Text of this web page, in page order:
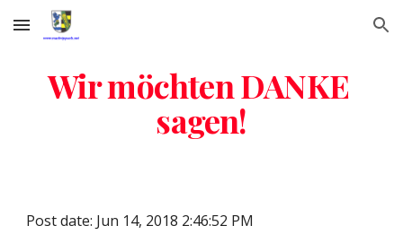
Skip to main content Skip to navigation
Wir möchten DANKE
sagen!
Post date: Jun 14, 2018 2:46:52 PM